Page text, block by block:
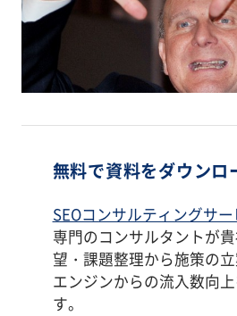
無料で資料をダウンロ
SEOコンサルティングサー
専門のコンサルタントが
望・課題整理から施策の
エンジンからの流入数向
す。